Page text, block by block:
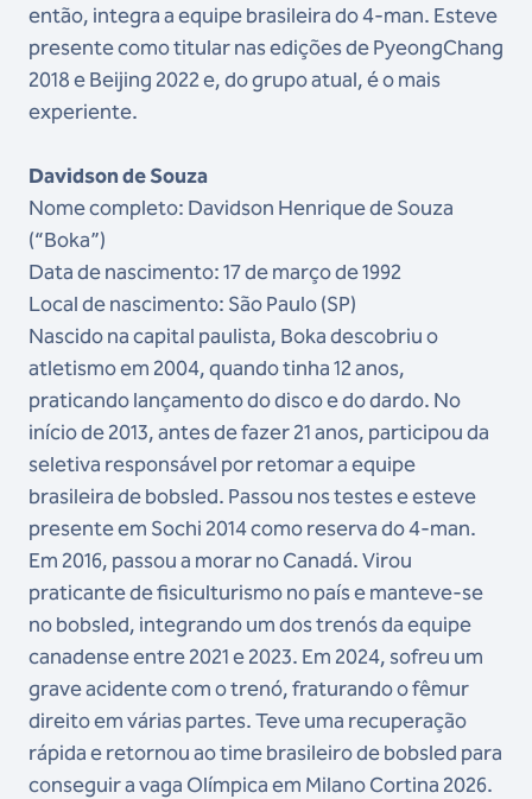
então, integra a equipe brasileira do 4-man. Esteve
presente como titular nas edições de PyeongChang
2018 e Beijing 2022 e, do grupo atual, é o mais
experiente.
Davidson de Souza
Nome completo: Davidson Henrique de Souza
(“Boka”)
Data de nascimento: 17 de março de 1992
Local de nascimento: São Paulo (SP)
Nascido na capital paulista, Boka descobriu o
atletismo em 2004, quando tinha 12 anos,
praticando lançamento do disco e do dardo. No
início de 2013, antes de fazer 21 anos, participou da
seletiva responsável por retomar a equipe
brasileira de bobsled. Passou nos testes e esteve
presente em Sochi 2014 como reserva do 4-man.
Em 2016, passou a morar no Canadá. Virou
praticante de fisiculturismo no país e manteve-se
no bobsled, integrando um dos trenós da equipe
canadense entre 2021 e 2023. Em 2024, sofreu um
grave acidente com o trenó, fraturando o fêmur
direito em várias partes. Teve uma recuperação
rápida e retornou ao time brasileiro de bobsled para
conseguir a vaga Olímpica em Milano Cortina 2026.